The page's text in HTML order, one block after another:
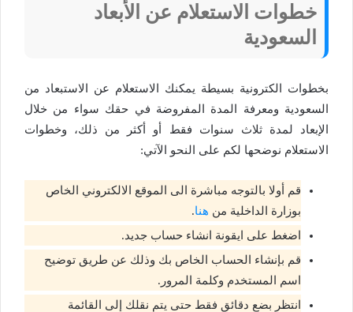
خطوات الاستعلام عن الأبعاد
السعودية
بخطوات الكترونية بسيطة يمكنك الاستعلام عن الاستبعاد من
السعودية ومعرفة المدة المفروضة في حقك سواء من خلال
الإبعاد لمدة ثلاث سنوات فقط أو أكثر من ذلك، وخطوات
الاستعلام نوضحها لكم على النحو الآتي:
قم أولا بالتوجه مباشرة الى الموقع الالكتروني الخاص
بوزارة الداخلية من هنا.
اضغط على ايقونة انشاء حساب جديد.
قم بإنشاء الحساب الخاص بك وذلك عن طريق توضيح
اسم المستخدم وكلمة المرور.
انتظر بضع دقائق فقط حتى يتم نقلك إلى القائمة